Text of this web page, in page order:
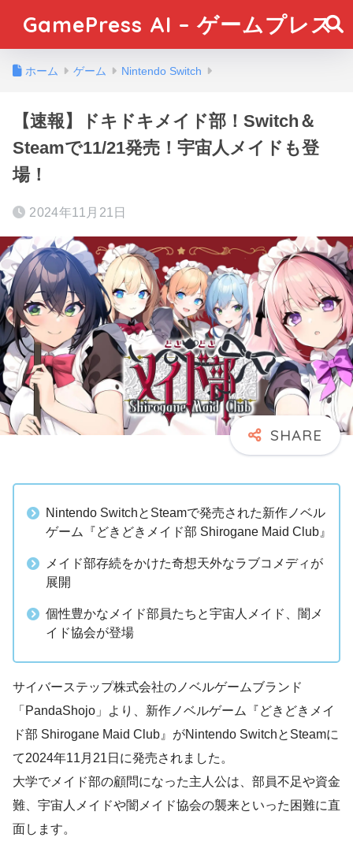
GamePress AI – ゲームプレス
ホーム ゲーム Nintendo Switch
【速報】ドキドキメイド部！Switch＆
Steamで11/21発売！宇宙人メイドも登
場！
2024年11月21日
Nintendo SwitchとSteamで発売された新作ノベル
ゲーム『どきどきメイド部 Shirogane Maid Club』
メイド部存続をかけた奇想天外なラブコメディが
展開
個性豊かなメイド部員たちと宇宙人メイド、闇メ
イド協会が登場
サイバーステップ株式会社のノベルゲームブランド
「PandaShojo」より、新作ノベルゲーム『どきどきメイ
ド部 Shirogane Maid Club』がNintendo SwitchとSteamに
て2024年11月21日に発売されました。
大学でメイド部の顧問になった主人公は、部員不足や資金
難、宇宙人メイドや闇メイド協会の襲来といった困難に直
面します。